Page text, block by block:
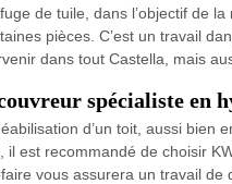
de tuile, dans l’objectif de
pièces. C’est un travail
dans tout Castella, mais
spécialiste en
d’un toit, aussi
est recommandé de choisir
vous assurera un travail